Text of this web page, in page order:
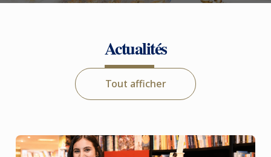
Actualités
Tout afficher